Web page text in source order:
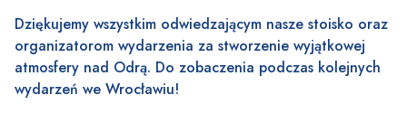
Dziękujemy wszystkim odwiedzającym nasze stoisko oraz
organizatorom wydarzenia za stworzenie wyjątkowej
atmosfery nad Odrą. Do zobaczenia podczas kolejnych
wydarzeń we Wrocławiu!